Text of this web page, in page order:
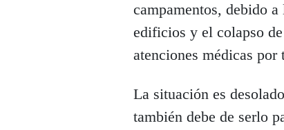
campamentos, debido
edificios y el colapso
atenciones médicas por
La situación es
también debe de serlo